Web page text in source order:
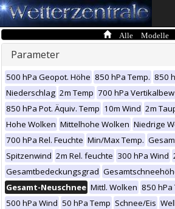
Alle Modelle
Parameter
500 hPa Geopot. Höhe 850 hPa Temp. 850
Niederschlag 2m Temp 700 hPa Vertikalbew
850 hPa Pot. Äquiv. Temp 10m Wind 2m
Hohe Wolken Mittelhohe Wolken Niedrige
700 hPa Rel. Feuchte Min/Max Temp.
Spitzenwind 2m Rel. feuchte 300 hPa Wind
Gesamtbedeckungsgrad
Gesamt-Neuschnee Mittl. Wolken 850 hPa
500 hPa Wind 50 hPa Temp Schnee/Eis